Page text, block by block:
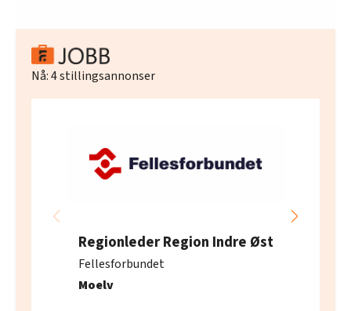
Nå:4stillingsannonser
Regionleder Region Indre Øst
Fellesforbundet
Moelv